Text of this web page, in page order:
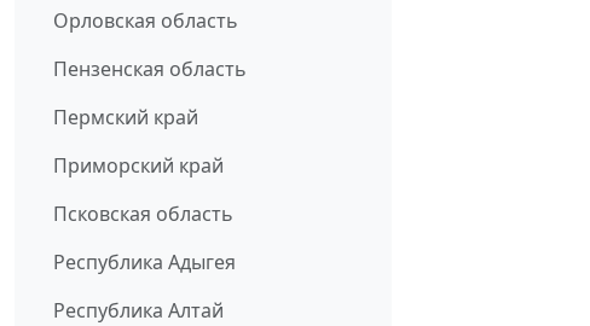
Орловская область
Пензенская область
Пермский край
Приморский край
Псковская область
Республика Адыгея
Республика Алтай